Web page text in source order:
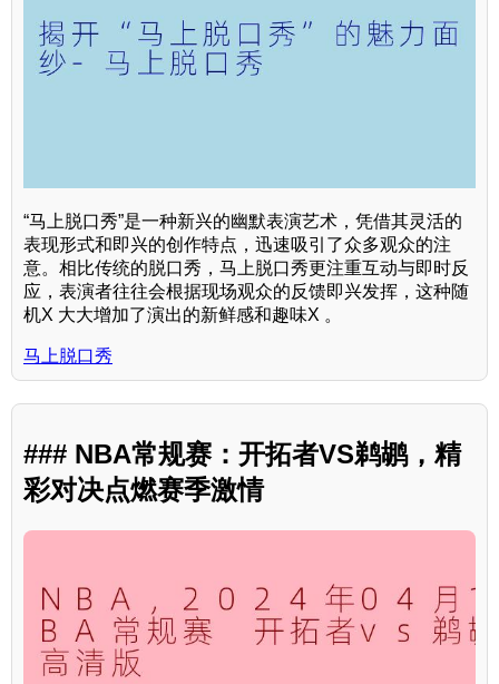
“马上脱口秀”是一种新兴的幽默表演艺术，凭借其灵活的
表现形式和即兴的创作特点，迅速吸引了众多观众的注
意。相比传统的脱口秀，马上脱口秀更注重互动与即时反
应，表演者往往会根据现场观众的反馈即兴发挥，这种随
机X 大大增加了演出的新鲜感和趣味X 。
马上脱口秀
### NBA常规赛：开拓者VS鹈鹕，精
彩对决点燃赛季激情